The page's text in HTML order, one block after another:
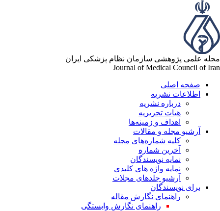
علمی پژوهشی سازمان نظام پزشکی ایران
Journal of Medical Council of
صفحه اصلی
اطلاعات نشریه
درباره نشریه
هیات تحریریه
اهداف و زمینه‌ها
آرشیو مجله و مقالات
کلیه شماره‌های مجله
آخرین شماره
نمایه نویسندگان
نمایه واژه های کلیدی
آرشیو جلدهای مجلات
برای نویسندگان
راهنمای نگارش مقاله
راهنمای نگارش وابستگی